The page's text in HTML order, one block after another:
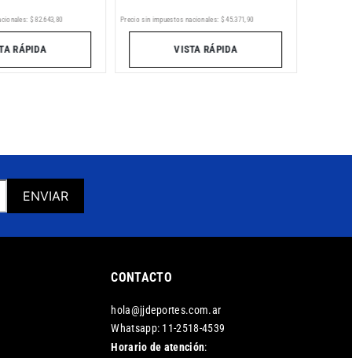
$ 82.643,80
RÁPIDA
Precio sin impuestos nacionales: $ 45.371,90
VISTA RÁPIDA
ENVIAR
CONTACTO
hola@jjdeportes.com.ar
Whatsapp: 11-2518-4539
Horario de atención: